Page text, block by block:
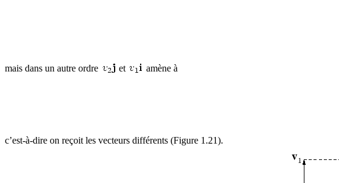
mais dans un autre ordre et amène à
c’est-à-dire on reçoit les vecteurs différents (Figure 1.21).